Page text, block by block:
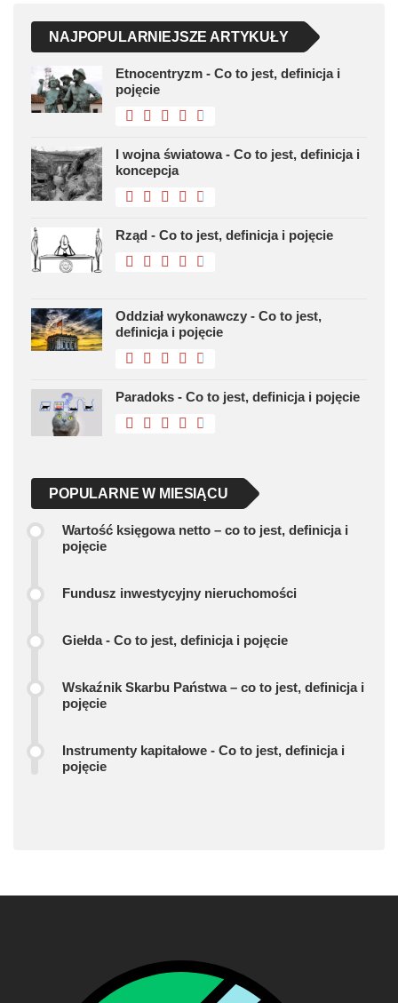
NAJPOPULARNIEJSZE ARTYKUŁY
Etnocentryzm - Co to jest, definicja i
pojęcie
I wojna światowa - Co to jest, definicja i
koncepcja
Rząd - Co to jest, definicja i pojęcie
Oddział wykonawczy - Co to jest,
definicja i pojęcie
Paradoks - Co to jest, definicja i pojęcie
POPULARNE W MIESIĄCU
Wartość księgowa netto – co to jest, definicja i
pojęcie
Fundusz inwestycyjny nieruchomości
Giełda - Co to jest, definicja i pojęcie
Wskaźnik Skarbu Państwa – co to jest, definicja i
pojęcie
Instrumenty kapitałowe - Co to jest, definicja i
pojęcie